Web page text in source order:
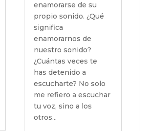
enamorarse de su
propio sonido. ¿Qué
significa
enamorarnos de
nuestro sonido?
¿Cuántas veces te
has detenido a
escucharte? No solo
me refiero a escuchar
tu voz, sino a los
otros...